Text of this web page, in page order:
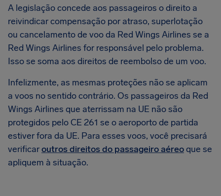
A legislação concede aos passageiros o direito a
reivindicar compensação por atraso, superlotação
ou cancelamento de voo da Red Wings Airlines se a
Red Wings Airlines for responsável pelo problema.
Isso se soma aos direitos de reembolso de um voo.
Infelizmente, as mesmas proteções não se aplicam
a voos no sentido contrário. Os passageiros da Red
Wings Airlines que aterrissam na UE não são
protegidos pelo CE 261 se o aeroporto de partida
estiver fora da UE. Para esses voos, você precisará
verificaroutros direitos do passageiro aéreoque se
apliquem à situação.